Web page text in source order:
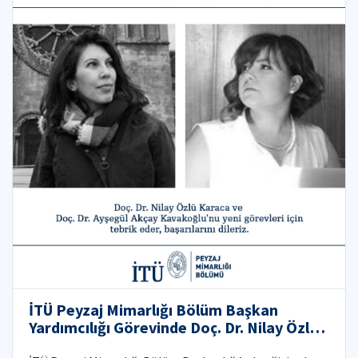
İTÜ Peyzaj Mimarlığı Bölüm Başkan
Yardımcılığı Görevinde Doç. Dr. Nilay Özlü